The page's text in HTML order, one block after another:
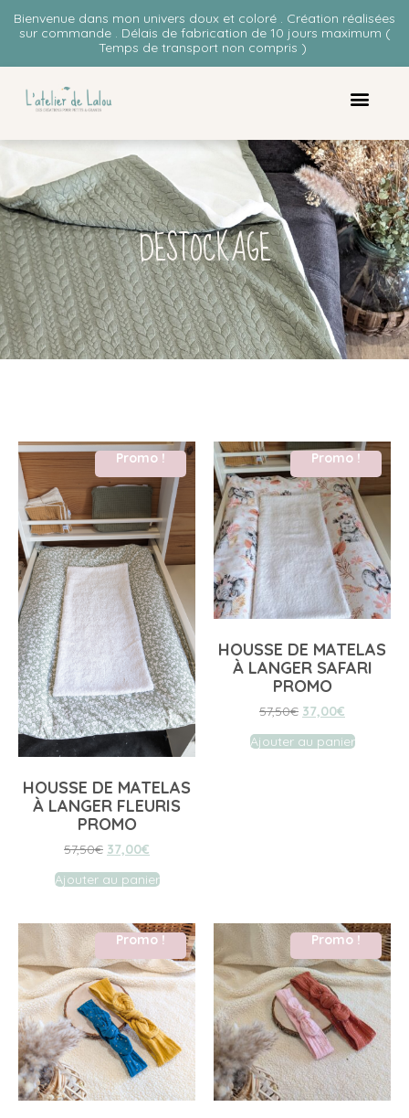
Bienvenue dans mon univers doux et coloré . Création réalisées
sur commande . Délais de fabrication de 10 jours maximum (
Temps de transport non compris )
DESTOCKAGE
Promo !
HOUSSE DE MATELAS
À LANGER FLEURIS
PROMO
57,50€ 37,00€
Ajouter au panier
Promo !
HOUSSE DE MATELAS
À LANGER SAFARI
PROMO
57,50€ 37,00€
Ajouter au panier
Promo ! Promo !